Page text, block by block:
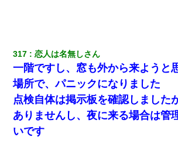
時間弱・・・
日曜日、会社の窓を見ると同僚の姿。俺（あ
じゃ？）→俺電話「今何してんの？」同僚「
と！」俺「会社にいない？」→次の瞬間、す
昨日37歳のおばさんと行為したんだけどめち
317 恋人は名無しさん
一階ですし、窓も外から来ようと
場所で、パニックになりました
点検自体は掲示板を確認しました
ありませんし、夜に来る場合は管
いです